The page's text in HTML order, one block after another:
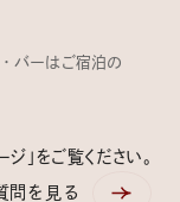
バーはご宿泊の
」をご覧ください。
問を見る